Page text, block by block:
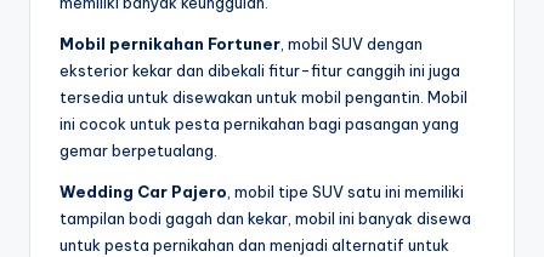
Mobil pernikahan Fortuner , mobil SUV dengan
eksterior kekar dan dibekali fitur-fitur canggih ini juga
tersedia untuk disewakan untuk mobil pengantin. Mobil
ini cocok untuk pesta pernikahan bagi pasangan yang
gemar berpetualang.
Wedding Car Pajero , mobil tipe SUV satu ini memiliki
tampilan bodi gagah dan kekar, mobil ini banyak disewa
untuk pesta pernikahan dan menjadi alternatif untuk